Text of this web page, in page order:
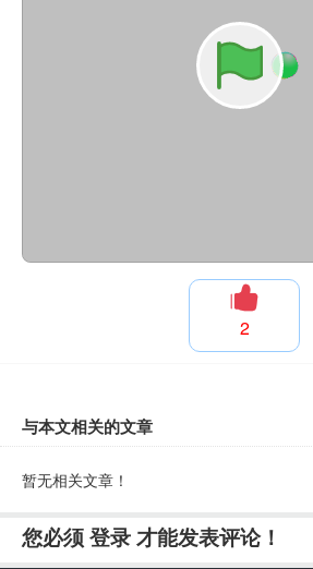
2
与本文相关的文章
暂无相关文章！
您必须登录才能发表评论！